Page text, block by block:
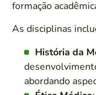
formação
As disciplinas
História da
abordando